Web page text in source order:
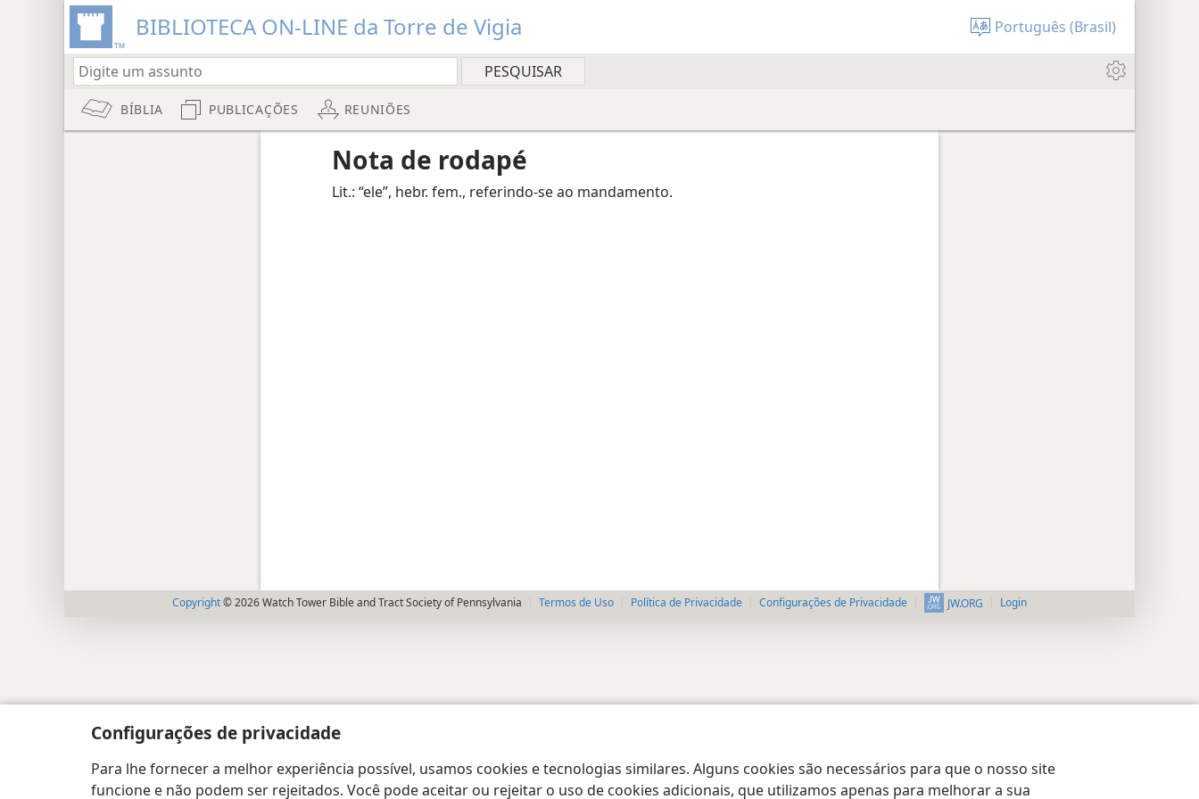
Configurações de privacidade
Para lhe fornecer a melhor experiência possível, usamos cookies e tecnologias similares. Alguns cookies são necessários para que o nosso site
funcione e não podem ser rejeitados. Você pode aceitar ou rejeitar o uso de cookies adicionais, que utilizamos apenas para melhorar a sua
BIBLIOTECA ON-LINE da Torre de Vigia Português (Brasil)
BÍBLIA PUBLICAÇÕES REUNIÕES
Nota de rodapé
Lit.: “ele”, hebr. fem., referindo-se ao mandamento.
Copyright© 2026 Watch Tower Bible and Tract Society of Pennsylvania Termos de Uso Política de Privacidade Configurações de Privacidade JW.ORG Login